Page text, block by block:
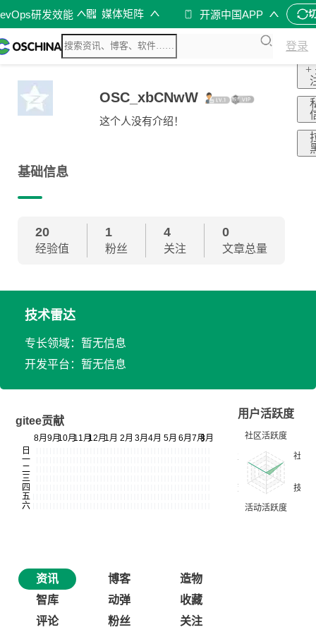
研发效能 媒体矩阵 开源中国APP
登录
OSC_xbCNwW
这个人没有介绍！
+
基础信息
20
经验值
1
粉丝
4
关注
0
文章总量
技术雷达
专长领域：暂无信息
开发平台：暂无信息
gitee贡献
用户活跃度
资讯 博客
造物
智库
动弹
收藏
评论
粉丝 关注